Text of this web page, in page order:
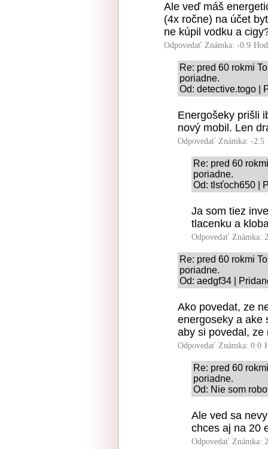
Ale veď máš
(4x ročne) na účet
ne kúpil vodku a
Odpovedať Známka: -0.9
Re: pred 60 rokmi
poriadne.
Od: detective.togo |
Energošeky prišli
nový mobil. Len
Odpovedať Známka: -2.5
Re: pred 60
poriadne.
Od: tlsťoch650 |
Ja som tiez
tlacenku a
Odpovedať Známka:
Re: pred 60 rokmi
poriadne.
Od: aedgf34 |
Ako povedat, ze
energoseky a ake
aby si povedal, ze
Odpovedať Známka: 0.0
Re: pred 60
poriadne.
Od: Nie som
Ale ved sa
chces aj na 20
Odpovedať Známka: